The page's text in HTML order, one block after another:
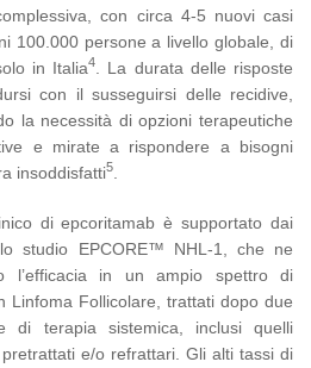
con circa 4-5 nuovi casi
100.000 persone a livello globale, di
in Italia4
. La durata delle risposte
con il susseguirsi delle recidive,
la necessità di opzioni terapeutiche
e mirate a rispondere a bisogni
insoddisfatti5
di epcoritamab è supportato dai
studio EPCORE™ NHL-1, che ne
l’efficacia in un ampio spettro di
Linfoma Follicolare, trattati dopo due
di terapia sistemica, inclusi quelli
e/o refrattari. Gli alti tassi di